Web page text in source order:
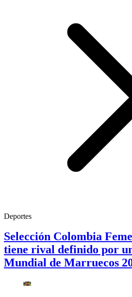
Deportes
Selección Colombia
tiene rival definido por
Mundial de Marruecos